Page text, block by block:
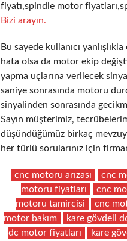
fiyatı,spindle motor
Bizi arayın.
Bu sayede kullanıcı
hata olsa da motor ekip
yapma uçlarına verilecek
saniye sonrasında motoru
sinyalinden sonrasında
Sayın müşterimiz,
düşündüğümüz birkaç
her türlü sorularınız için
cnc motoru arızası cnc
motoru fiyatları
cnc
motoru tamircisi
cnc
motor bakım
kare gövdeli
dc motor fiyatları
kare